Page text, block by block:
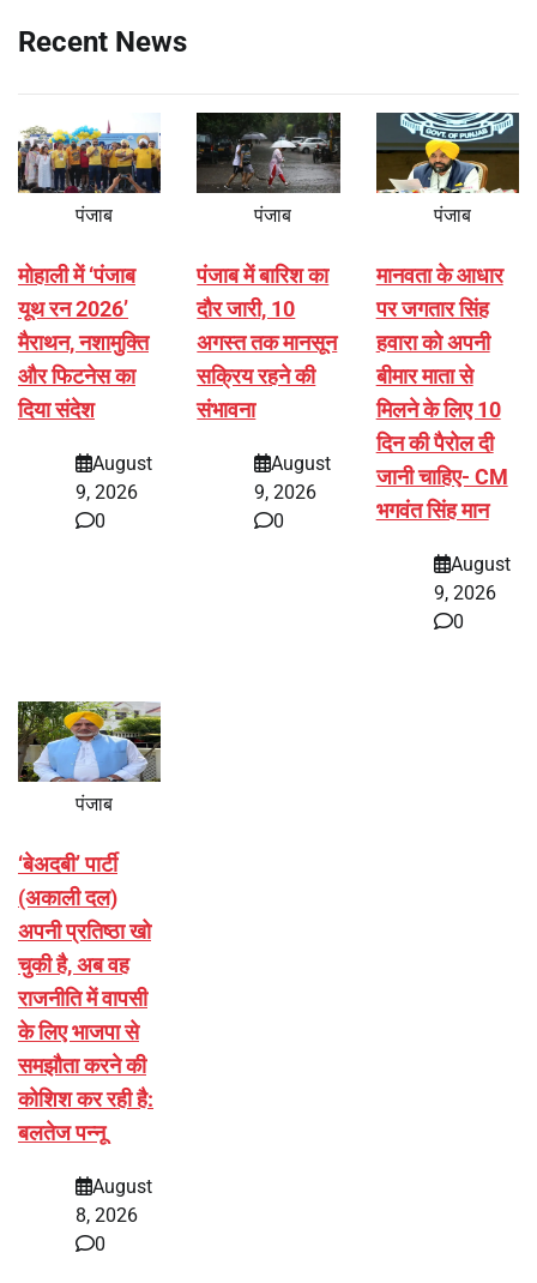
Recent News
पंजाब
मोहाली में ‘पंजाब
यूथ रन 2026’
मैराथन, नशामुक्ति
और फिटनेस का
दिया संदेश
August
9, 2026
0
पंजाब
पंजाब में बारिश का
दौर जारी, 10
अगस्त तक मानसून
सक्रिय रहने की
संभावना
August
9, 2026
0
पंजाब
मानवता के आधार
पर जगतार सिंह
हवारा को अपनी
बीमार माता से
मिलने के लिए 10
दिन की पैरोल दी
जानी चाहिए- CM
भगवंत सिंह मान
August
9, 2026
0
पंजाब
‘बेअदबी’ पार्टी
(अकाली दल)
अपनी प्रतिष्ठा खो
चुकी है, अब वह
राजनीति में वापसी
के लिए भाजपा से
समझौता करने की
कोशिश कर रही है:
बलतेज पन्नू
August
8, 2026
0